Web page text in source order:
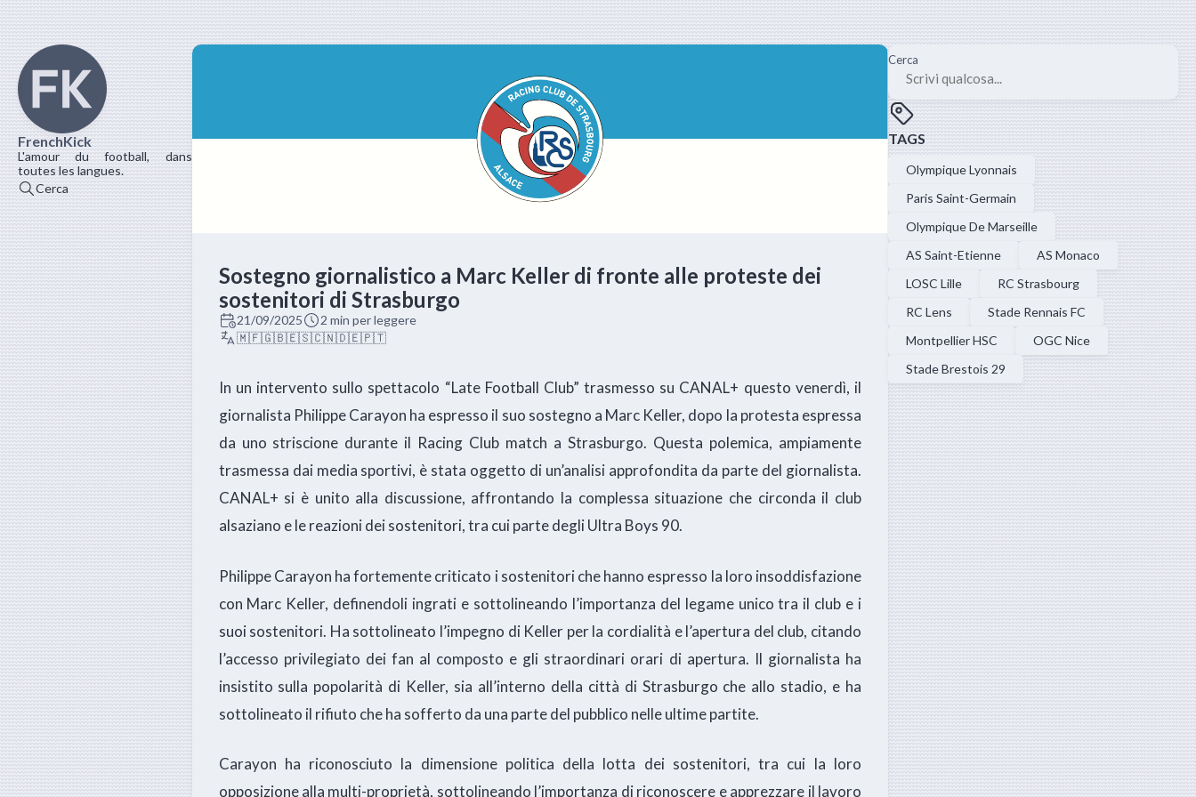
FrenchKick
L'amour du football, dans
toutes les langues.
Cerca
Cerca
TAGS
Olympique Lyonnais
Paris Saint-Germain
Olympique De Marseille
AS Saint-Etienne
AS Monaco
LOSC Lille
RC Strasbourg
RC Lens
Stade Rennais FC
Montpellier HSC
OGC Nice
Stade Brestois 29
Sostegno giornalistico a Marc Keller di fronte alle proteste dei
sostenitori di Strasburgo
21/09/2025
2 min per leggere
🇲🇫🇬🇧🇪🇸🇨🇳🇩🇪🇵🇹
In un intervento sullo spettacolo “Late Football Club” trasmesso su CANAL+ questo venerdì, il
giornalista Philippe Carayon ha espresso il suo sostegno a Marc Keller, dopo la protesta espressa
da uno striscione durante il Racing Club match a Strasburgo. Questa polemica, ampiamente
trasmessa dai media sportivi, è stata oggetto di un’analisi approfondita da parte del giornalista.
CANAL+ si è unito alla discussione, affrontando la complessa situazione che circonda il club
alsaziano e le reazioni dei sostenitori, tra cui parte degli Ultra Boys 90.
Philippe Carayon ha fortemente criticato i sostenitori che hanno espresso la loro insoddisfazione
con Marc Keller, definendoli ingrati e sottolineando l’importanza del legame unico tra il club e i
suoi sostenitori. Ha sottolineato l’impegno di Keller per la cordialità e l’apertura del club, citando
l’accesso privilegiato dei fan al composto e gli straordinari orari di apertura. Il giornalista ha
insistito sulla popolarità di Keller, sia all’interno della città di Strasburgo che allo stadio, e ha
sottolineato il rifiuto che ha sofferto da una parte del pubblico nelle ultime partite.
Carayon ha riconosciuto la dimensione politica della lotta dei sostenitori, tra cui la loro
opposizione alla multi-proprietà, sottolineando l’importanza di riconoscere e apprezzare il lavoro